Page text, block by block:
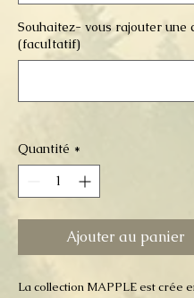
Souhaitez- vous rajouter une
(facultatif)
Quantité *
Ajouter au panier
La collection MAPPLE est crée